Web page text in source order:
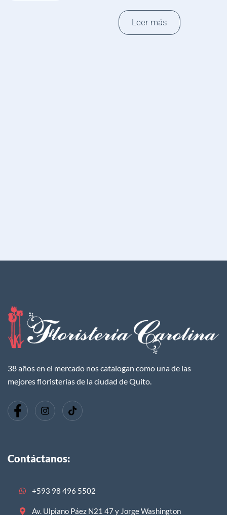
Leer más
38 años en el mercado nos catalogan como una de las
mejores floristerías de la ciudad de Quito.
Contáctanos:
+593 98 496 5502
Av. Ulpiano Páez N21 47 y Jorge Washington